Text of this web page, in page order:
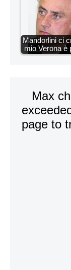
Mandorlini ci
mio Verona è